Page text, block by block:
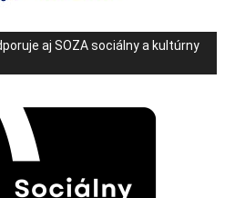
aj SOZA sociálny a kultúrny